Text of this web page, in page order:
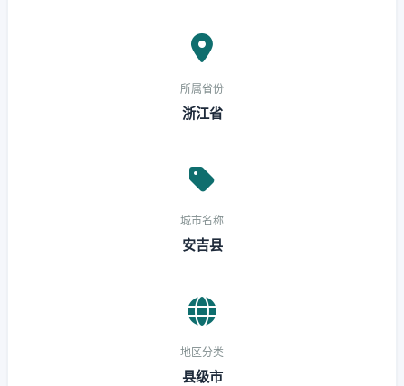
所属省份
浙江省
城市名称
安吉县
地区分类
县级市